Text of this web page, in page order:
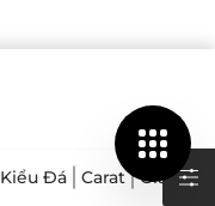
Kiểu Đá Carat Giá